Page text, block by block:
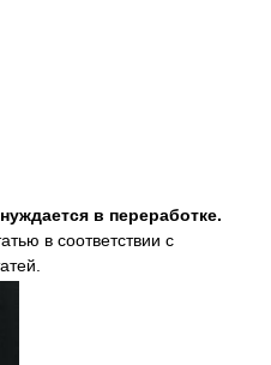
в переработке.
в соответствии с